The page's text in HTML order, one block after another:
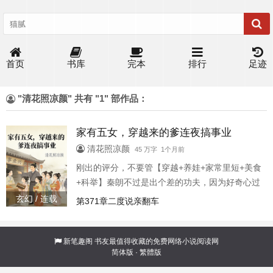
首页 书库 完本 排行 足迹
"清花照凉颜" 共有 "1" 部作品：
玄幻 / 连载
家有五女，穿越来的爹连夜搞事业
清花照凉颜 45 万字 1个月前
刚出的评分，不要管【穿越+养娃+家常里短+美食
+科举】秦朗不过是出个差的功夫，因为好奇心过
重凑了个热闹，一不小心被砸重，穿到了古代。
子，说是他的女儿，还是第五个孩子，秦朗一脸
的懵逼，这就当爹了？ 再环顾一下家里，家徒四
壁，四处漏风，父母偏心，妻女嗷嗷待哺，这真
是天崩开局。 为了让自己的五个小棉袄过上好日
第371章二度说亲翻车
新笔趣阁 书友最值得收藏的免费网络小说阅读网
简体版 · 繁體版